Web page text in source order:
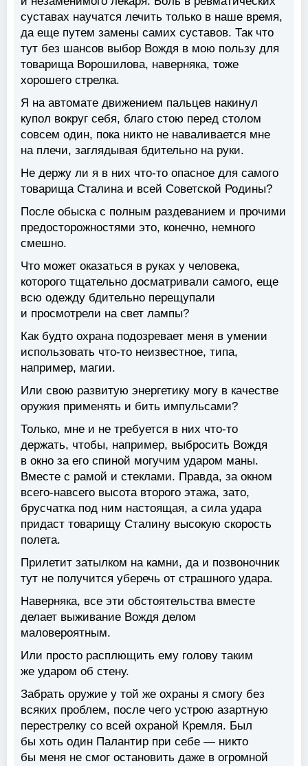
суставах научатся лечить только в наше время,
да еще путем замены самих суставов. Так что
тут без шансов выбор Вождя в мою пользу для
товарища Ворошилова, наверняка, тоже
хорошего стрелка.
Я на автомате движением пальцев накинул
купол вокруг себя, благо стою перед столом
совсем один, пока никто не наваливается мне
на плечи, заглядывая бдительно на руки.
Не держу ли я в них что-то опасное для самого
товарища Сталина и всей Советской Родины?
После обыска с полным раздеванием и прочими
предосторожностями это, конечно, немного
смешно.
Что может оказаться в руках у человека,
которого тщательно досматривали самого, еще
всю одежду бдительно перещупали
и просмотрели на свет лампы?
Как будто охрана подозревает меня в умении
использовать что-то неизвестное, типа,
например, магии.
Или свою развитую энергетику могу в качестве
оружия применять и бить импульсами?
Только, мне и не требуется в них что-то
держать, чтобы, например, выбросить Вождя
в окно за его спиной могучим ударом маны.
Вместе с рамой и стеклами. Правда, за окном
всего-навсего высота второго этажа, зато,
брусчатка под ним настоящая, а сила удара
придаст товарищу Сталину высокую скорость
полета.
Прилетит затылком на камни, да и позвоночник
тут не получится уберечь от страшного удара.
Наверняка, все эти обстоятельства вместе
делает выживание Вождя делом
маловероятным.
Или просто расплющить ему голову таким
же ударом об стену.
Забрать оружие у той же охраны я смогу без
всяких проблем, после чего устрою азартную
перестрелку со всей охраной Кремля. Был
бы хоть один Палантир при себе — никто
бы меня не смог остановить даже в огромной